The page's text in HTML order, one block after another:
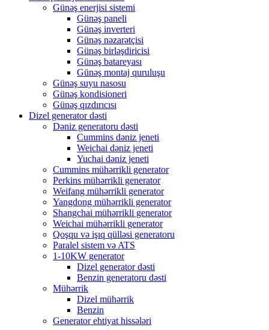
Günəş enerjisi sistemi
Günəş paneli
Günəş inverteri
Günəş nəzarətçisi
Günəş birləşdiricisi
Günəş batareyası
Günəş montaj quruluşu
Günəş suyu nasosu
Günəş kondisioneri
Günəş qızdırıcısı
Dizel generator dəsti
Dəniz generatoru dəsti
Cummins dəniz jeneti
Weichai dəniz jeneti
Yuchai dəniz jeneti
Cummins mühərrikli generator
Perkins mühərrikli generator
Weifang mühərrikli generator
Yangdong mühərrikli generator
Shangchai mühərrikli generator
Weichai mühərrikli generator
Qoşqu və işıq qülləsi generatoru
Paralel sistem və ATS
1-10KW generator
Dizel generator dəsti
Benzin generatoru dəsti
Mühərrik
Dizel mühərrik
Benzin
Generator ehtiyat hissələri